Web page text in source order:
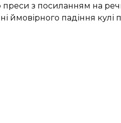
преси з посиланням на
ймовірного падіння